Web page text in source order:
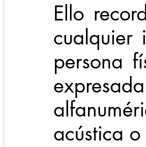
Ello
cualquier
persona
acústica